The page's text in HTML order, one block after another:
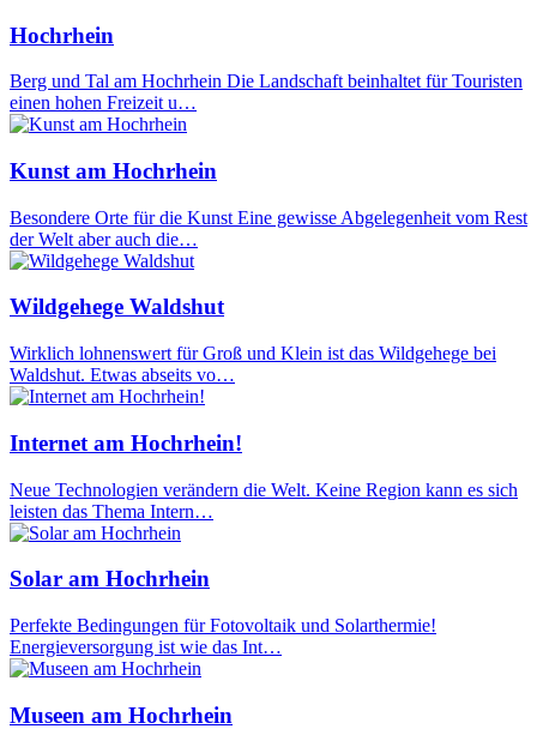
Hochrhein
Berg und Tal am Hochrhein Die Landschaft beinhaltet für Touristen
einen hohen Freizeit u…
Kunst am Hochrhein
Besondere Orte für die Kunst Eine gewisse Abgelegenheit vom Rest
der Welt aber auch die…
Wildgehege Waldshut
Wirklich lohnenswert für Groß und Klein ist das Wildgehege bei
Waldshut. Etwas abseits vo…
Internet am Hochrhein!
Neue Technologien verändern die Welt. Keine Region kann es sich
leisten das Thema Intern…
Solar am Hochrhein
Perfekte Bedingungen für Fotovoltaik und Solarthermie!
Energieversorgung ist wie das Int…
Museen am Hochrhein